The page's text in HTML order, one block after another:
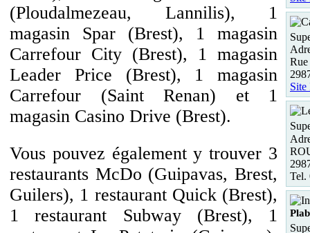
(Ploudalmezeau, Lannilis), 1
magasin Spar (Brest), 1 magasin
Carrefour City (Brest), 1 magasin
Leader Price (Brest), 1 magasin
Carrefour (Saint Renan) et 1
magasin Casino Drive (Brest).
Vous pouvez également y trouver 3
restaurants McDo (Guipavas, Brest,
Guilers), 1 restaurant Quick (Brest),
1 restaurant Subway (Brest), 1
Site
Tel.